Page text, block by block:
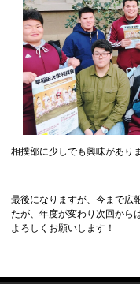
相撲部に少しでも興味があり
最後になりますが、今まで広
たが、年度が変わり次回から
よろしくお願いします！